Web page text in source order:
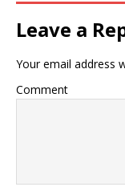
Leave a
Your email address
Comment